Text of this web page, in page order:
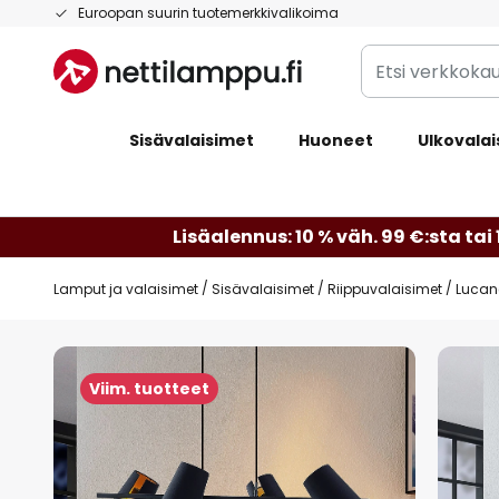
Euroopan suurin tuotemerkkivalikoima
Skip
Content
Etsi
verkkokaupan
Sisävalaisimet Huoneet
Lisäalennus: 10 % väh. 99 €:sta tai
Lamput ja valaisimet Sisävalaisimet Riippuvalaisimet
Viim. tuotteet
Skip
the
end
of